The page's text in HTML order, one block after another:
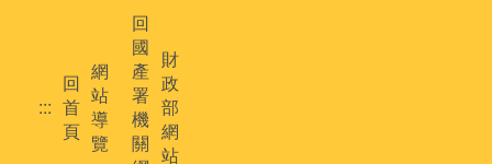
:::
回
首
頁
網
站
導
覽
回
國
產
署
機
關
財
政
部
網
站